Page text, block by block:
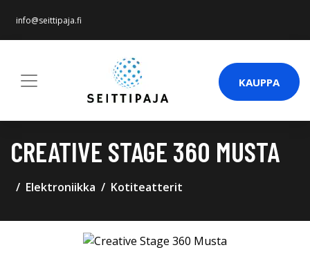
info@seittipaja.fi
KAUPPA
CREATIVE STAGE 360 MUSTA
Elektroniikka Kotiteatterit